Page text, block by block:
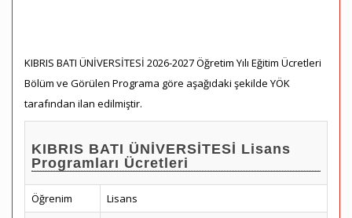
KIBRIS BATI ÜNİVERSİTESİ 2026-2027 Öğretim Yılı Eğitim Ücretleri
Bölüm ve Görülen Programa göre aşağıdaki şekilde YÖK
tarafından ilan edilmiştir.
KIBRIS BATI ÜNİVERSİTESİ Lisans
Programları Ücretleri
Öğrenim
Lisans